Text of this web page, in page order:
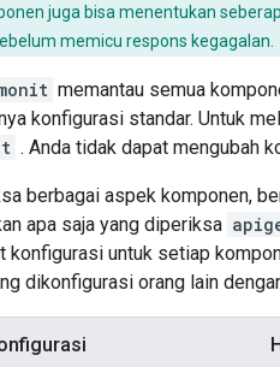
juga bisa menentukan
memicu respons kegagalan.
memantau semua
konfigurasi standar. Untuk
. Anda tidak dapat mengubah
berbagai aspek komponen,
apa saja yang diperiksa
untuk setiap
dikonfigurasi orang lain